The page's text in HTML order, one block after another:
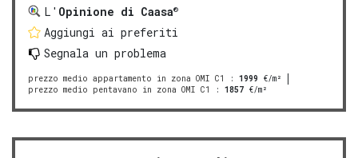
L' Opinione di Caasa®
Aggiungi ai preferiti
Segnala un problema
prezzo medio appartamento in zona OMI C1 : 1999 €/m²
prezzo medio pentavano in zona OMI C1
: 1857 €/m²